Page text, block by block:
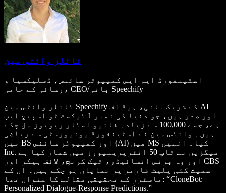
ٹائلر وائٹس مین
اسٹینفورڈ ایم ایس کمپیوٹر سائنس، ڈسلیکسیا و
رسائی کے حامی، CEO/بانی Speechify
ٹائلر وائٹس مین Speechify کے شریک بانی، ہیڈ آف AI
اور صدر ہیں، جو دنیا کی نمبر 1 ٹیکسٹ ٹو اسپیچ ایپ
ہے، جسے 100,000 سے زیادہ فائیو اسٹار ریویوز مل چکے
ہیں۔ وائٹس مین نے اسٹینفورڈ یونیورسٹی سے ریاضی
میں BS اور کمپیوٹر سائنس (AI) میں MS کیا۔ انہیں
Inc. میگزین نے ٹاپ 50 انٹرپرینیورز میں شمار کیا ہے
اور وہ بزنس انسائیڈر، ٹیک کرنچ، لائف ہیکر اور CBS
سمیت کئی پلیٹ فارمز پر نمایاں ہو چکے ہیں۔ ان کے
ماسٹرز کے تحقیقی مقالے کا عنوان تھا: “CloneBot:
Personalized Dialogue-Response Predictions.”